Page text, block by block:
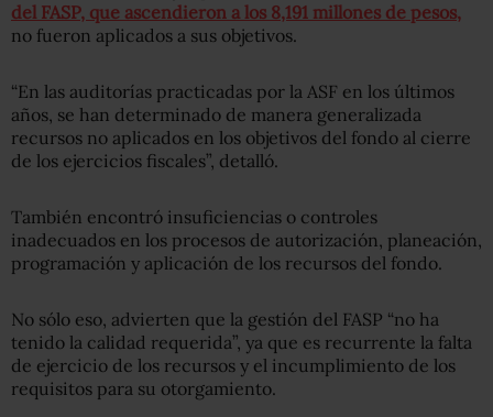
del FASP, que ascendieron a los 8,191 millones de pesos,
no fueron aplicados a sus objetivos.
“En las auditorías practicadas por la ASF en los últimos
años, se han determinado de manera generalizada
recursos no aplicados en los objetivos del fondo al cierre
de los ejercicios fiscales”, detalló.
También encontró insuficiencias o controles
inadecuados en los procesos de autorización, planeación,
programación y aplicación de los recursos del fondo.
No sólo eso, advierten que la gestión del FASP “no ha
tenido la calidad requerida”, ya que es recurrente la falta
de ejercicio de los recursos y el incumplimiento de los
requisitos para su otorgamiento.